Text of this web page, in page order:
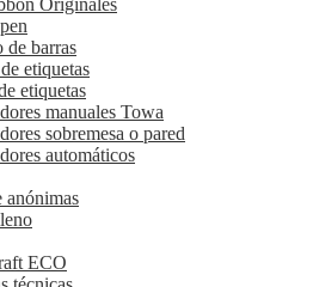
Originales
de barras
etiquetas
etiquetas
manuales Towa
sobremesa o pared
automáticos
anónimas
ECO